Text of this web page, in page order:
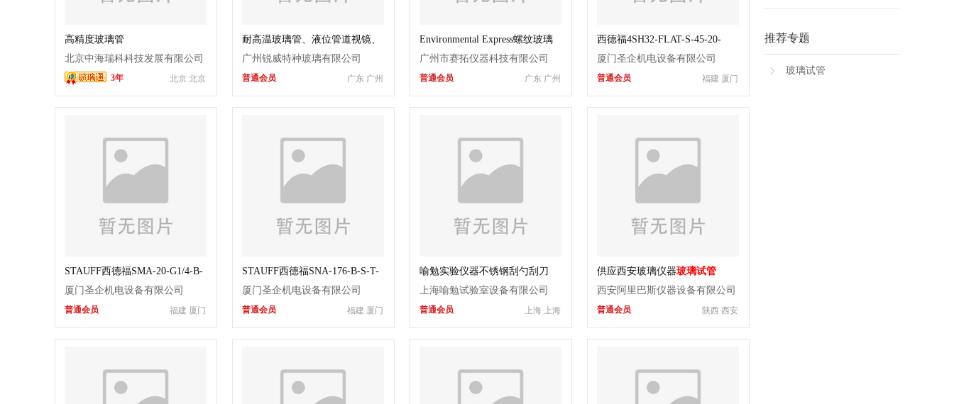
高精度玻璃管
北京中海瑞科科技发展有限公司
北京 北京
3年
耐高温玻璃管、液位管道视镜、
专业专注品质保障
广州锐威特种玻璃有限公司
广东 广州
普通会员
Environmental Express螺纹玻璃
消解管
广州市赛拓仪器科技有限公司
广东 广州
普通会员
西德福4SH32-FLAT-S-45-20-
1900软管
厦门圣企机电设备有限公司
福建 厦门
普通会员
STAUFF西德福SMA-20-G1/4-B-
OR-W3管夹
厦门圣企机电设备有限公司
福建 厦门
普通会员
STAUFF西德福SNA-176-B-S-T-
12-490116液位计带温度计
厦门圣企机电设备有限公司
福建 厦门
普通会员
喻勉实验仪器不锈钢刮勺刮刀
上海喻勉试验室设备有限公司
上海 上海
普通会员
供应西安玻璃仪器玻璃试管
西安阿里巴斯仪器设备有限公司
陕西 西安
普通会员
推荐专题
玻璃试管